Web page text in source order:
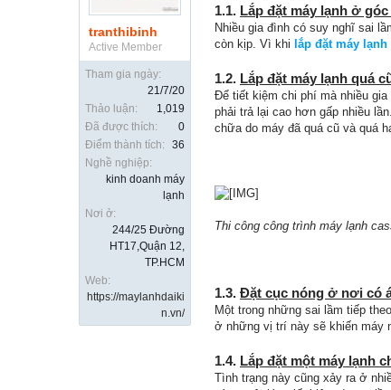
tranthibinh
Active Member
Tham gia ngày:
21/7/20
Thảo luận:
1,019
Đã được thích:
0
Điểm thành tích:
36
Nghề nghiệp:
kinh doanh máy
lạnh
Nơi ở:
244/25 Đường
HT17,Quận 12,
TP.HCM
Web:
https://maylanhdaiki
n.vn/
1.1. Lắp đặt máy lạnh ở
Nhiều gia đình có suy nghĩ sai
còn kịp. Vì khi lắp đặt máy lạnh
1.2. Lắp đặt máy lạnh quá
Để tiết kiệm chi phí mà nhiều
phải trả lại cao hơn gấp nhiều
chữa do máy đã quá cũ và quá
Thi công công trình máy lạnh
1.3. Đặt cục nóng ở nơi có
Một trong những sai lầm tiếp
ở những vị trí này sẽ khiến máy
1.4. Lắp đặt một máy lạnh
Tình trạng này cũng xảy ra ở